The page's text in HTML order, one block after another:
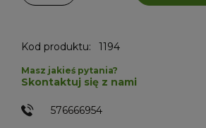
Kod produktu: 1194
Masz jakieś pytania?
Skontaktuj się z nami
576666954